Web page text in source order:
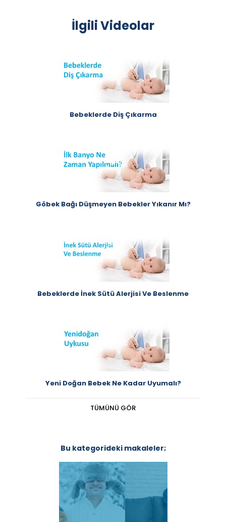
Acıbadem Eskişehi Hastanesi, Beyin ve Sinir Cerrahisi
Uzmanı; Doç. Dr. Bülent Önal; "Beyin Kanaması" üzerine
soruları cevaplıyor.
İlgili Videolar
Bebeklerde Diş Çıkarma
Göbek Bağı Düşmeyen Bebekler Yıkanır Mı?
Bebeklerde İnek Sütü Alerjisi Ve Beslenme
Yeni Doğan Bebek Ne Kadar Uyumalı?
TÜMÜNÜ GÖR
Bu kategorideki makaleler;